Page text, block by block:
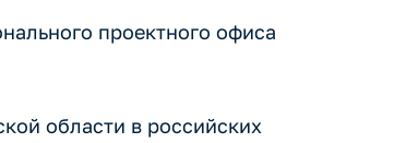
проектного офиса
области в российских